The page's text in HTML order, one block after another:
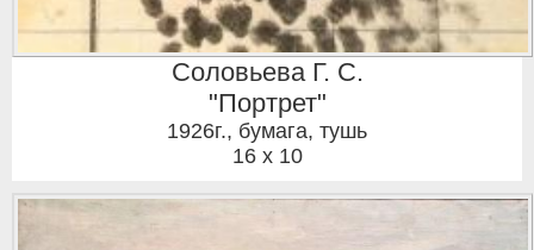
Соловьева Г. С.
"Портрет"
1926г., бумага, тушь
16 x 10